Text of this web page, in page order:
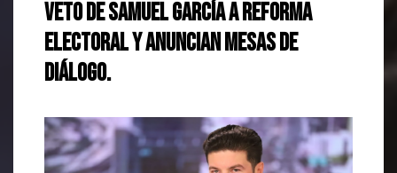
veto de Samuel García a reforma
electoral y anuncian mesas de
diálogo.